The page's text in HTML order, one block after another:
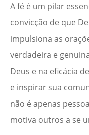
A fé é um pilar
convicção de que
impulsiona as
verdadeira e
Deus e na eficácia
e inspirar sua
não é apenas
motiva outros a se